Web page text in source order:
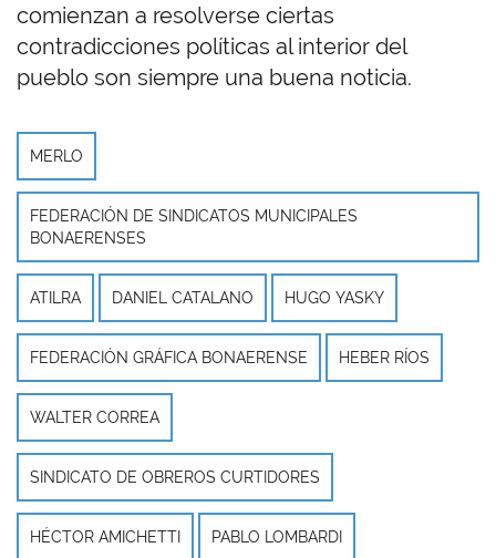
comienzan a resolverse ciertas
contradicciones políticas al interior del
pueblo son siempre una buena noticia.
MERLO
FEDERACIÓN DE SINDICATOS MUNICIPALES
BONAERENSES
ATILRA DANIEL CATALANO HUGO YASKY
FEDERACIÓN GRÁFICA BONAERENSE HEBER RÍOS
WALTER CORREA
SINDICATO DE OBREROS CURTIDORES
HÉCTOR AMICHETTI PABLO LOMBARDI